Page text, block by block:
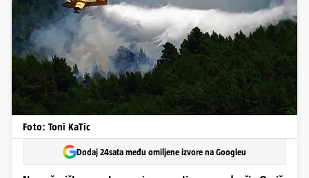
Foto: Toni KaTic
Dodaj 24sata među omiljene izvore na Googleu